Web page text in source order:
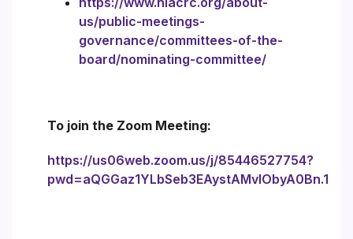
us/public-meetings-
governance/committees-of-the-
board/nominating-committee/
To join the Zoom Meeting:
https://us06web.zoom.us/j/85446527754?
pwd=aQGGaz1YLbSeb3EAystAMvlObyA0Bn.1